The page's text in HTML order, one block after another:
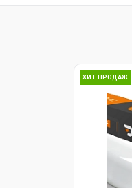
ХИТ ПРОДАЖ